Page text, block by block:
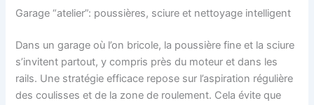
Garage “atelier”: poussières, sciure et nettoyage intelligent
Dans un garage où l’on bricole, la poussière fine et la sciure
s’invitent partout, y compris près du moteur et dans les
rails. Une stratégie efficace repose sur l’aspiration régulière
des coulisses et de la zone de roulement. Cela évite que